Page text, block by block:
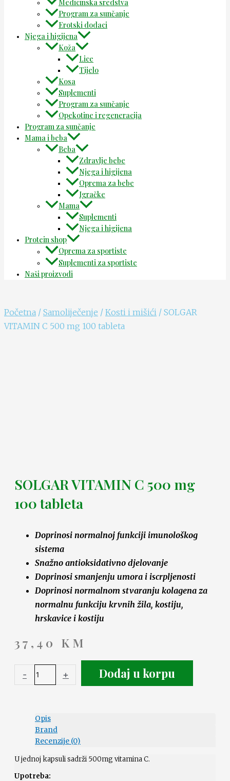
Medicinska sredstva
Program za sunčanje
Erotski dodaci
Njega i higijena
Koža
Lice
Tijelo
Kosa
Suplementi
Program za sunčanje
Opekotine i regeneracija
Program za sunčanje
Mama i beba
Beba
Zdravlje bebe
Njega i higijena
Oprema za bebe
Igračke
Mama
Suplementi
Njega i higijena
Protein shop
Oprema za sportiste
Suplementi za sportiste
Naši proizvodi
Početna / Samoliječenje / Kosti i mišići / SOLGAR
VITAMIN C 500 mg 100 tableta
SOLGAR VITAMIN C 500 mg
100 tableta
Doprinosi normalnoj funkciji imunološkog
sistema
Snažno antioksidativno djelovanje
Doprinosi smanjenju umora i iscrpljenosti
Doprinosi normalnom stvaranju kolagena za
normalnu funkciju krvnih žila, kostiju,
hrskavice i kostiju
37,40 KM
- + Dodaj u korpu
Opis
Brand
Recenzije (0)
U jednoj kapsuli sadrži 500mg vitamina C.
Upotreba: